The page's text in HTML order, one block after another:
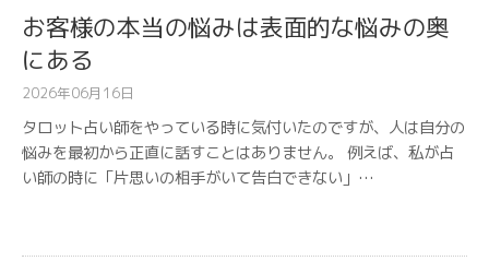
お客様の本当の悩みは表面的な悩みの奥
にある
2026年06月16日
タロット占い師をやっている時に気付いたのですが、人は自分の
悩みを最初から正直に話すことはありません。 例えば、私が占
い師の時に「片思いの相手がいて告白できない」…